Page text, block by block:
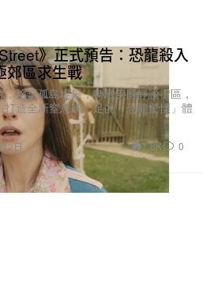
》正式預告：恐龍殺入
郊區求生戰
捨棄孤島場景，轉戰美國靜謐街區，
造全新窒息感十足的「恐龍驚慄」體
2日 1.8K 0